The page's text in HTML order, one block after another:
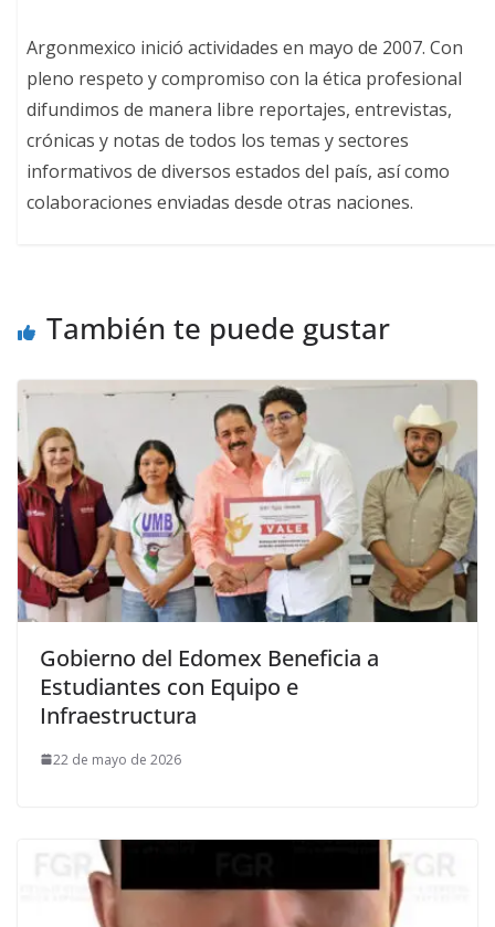
Argonmexico inició actividades en mayo de 2007. Con
pleno respeto y compromiso con la ética profesional
difundimos de manera libre reportajes, entrevistas,
crónicas y notas de todos los temas y sectores
informativos de diversos estados del país, así como
colaboraciones enviadas desde otras naciones.
También te puede gustar
Gobierno del Edomex Beneficia a
Estudiantes con Equipo e
Infraestructura
22 de mayo de 2026